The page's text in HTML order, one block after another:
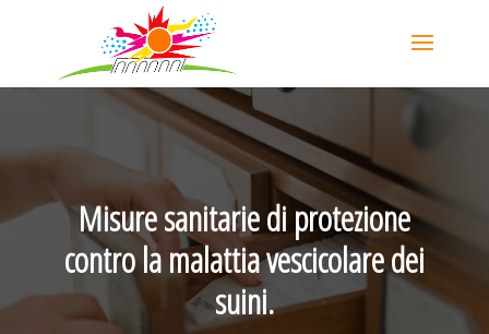
Misure sanitarie di protezione
contro la malattia vescicolare dei
suini.